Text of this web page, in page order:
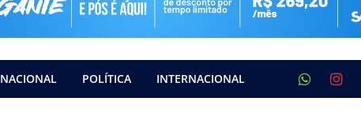
NACIONAL POLÍTICA INTERNACIONAL